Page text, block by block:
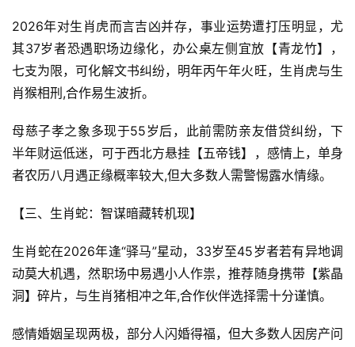
2026年对生肖虎而言吉凶并存，事业运势遭打压明显，尤
其37岁者恐遇职场边缘化，办公桌左侧宜放【青龙竹】，
七支为限，可化解文书纠纷，明年丙午年火旺，生肖虎与生
肖猴相刑,合作易生波折。
母慈子孝之象多现于55岁后，此前需防亲友借贷纠纷，下
半年财运低迷，可于西北方悬挂【五帝钱】，感情上，单身
者农历八月遇正缘概率较大,但大多数人需警惕露水情缘。
【三、生肖蛇：智谋暗藏转机现】
生肖蛇在2026年逢“驿马”星动，33岁至45岁者若有异地调
动莫大机遇，然职场中易遇小人作祟，推荐随身携带【紫晶
洞】碎片，与生肖猪相冲之年,合作伙伴选择需十分谨慎。
感情婚姻呈现两极，部分人闪婚得福，但大多数人因房产问